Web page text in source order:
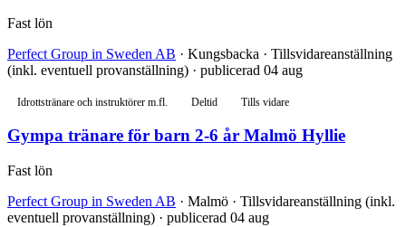
Fast lön
Perfect Group in Sweden AB · Kungsbacka · Tillsvidareanställning
(inkl. eventuell provanställning) · publicerad 04 aug
Idrottstränare och instruktörer m.fl. Deltid Tills vidare
Gympa tränare för barn 2-6 år Malmö Hyllie
Fast lön
Perfect Group in Sweden AB · Malmö · Tillsvidareanställning (inkl.
eventuell provanställning) · publicerad 04 aug